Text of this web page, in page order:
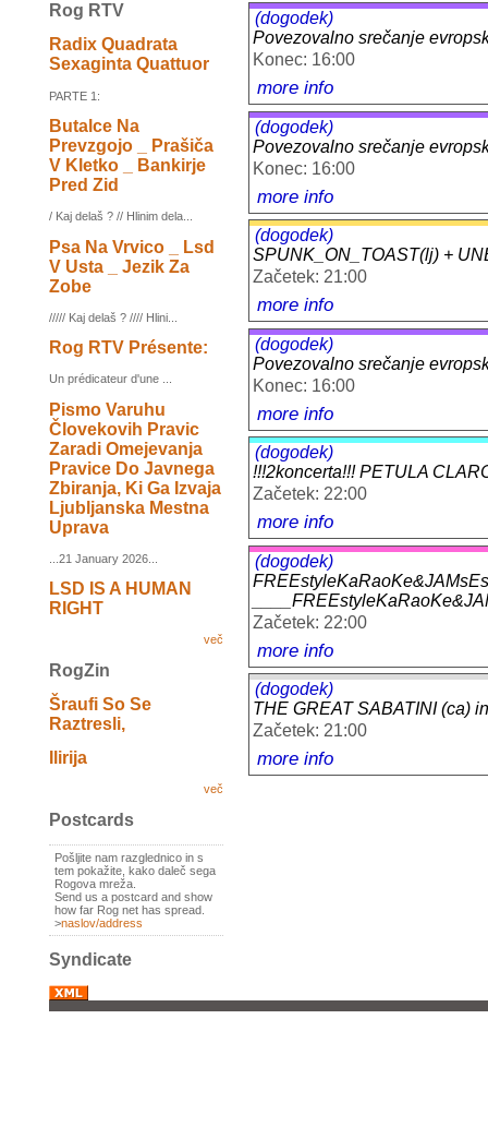
Rog RTV
Radix Quadrata
Sexaginta Quattuor
PARTE 1:
Butalce Na
Prevzgojo _ Prašiča
V Kletko _ Bankirje
Pred Zid
/ Kaj delaš ? // Hlinim dela...
Psa Na Vrvico _ Lsd
V Usta _ Jezik Za
Zobe
///// Kaj delaš ? //// Hlini...
Rog RTV Présente:
Un prédicateur d'une ...
Pismo Varuhu
Človekovih Pravic
Zaradi Omejevanja
Pravice Do Javnega
Zbiranja, Ki Ga Izvaja
Ljubljanska Mestna
Uprava
...21 January 2026...
LSD IS A HUMAN
RIGHT
več
RogZin
Šraufi So Se
Raztresli,
Ilirija
več
Postcards
Pošljite nam razglednico in s
tem pokažite, kako daleč sega
Rogova mreža.
Send us a postcard and show
how far Rog net has spread.
>naslov/address
Syndicate
(dogodek)
Povezovalno srečanje
Konec: 16:00
more info
(dogodek)
Povezovalno srečanje
Konec: 16:00
more info
(dogodek)
SPUNK_ON_TOAST(lj) +
Začetek: 21:00
more info
(dogodek)
Povezovalno srečanje
Konec: 16:00
more info
(dogodek)
!!!2koncerta!!! PETULA
Začetek: 22:00
more info
(dogodek)
Začetek: 22:00
more info
(dogodek)
THE GREAT SABATINI (ca)
Začetek: 21:00
more info